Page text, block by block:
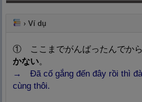
›Ví dụ
①ここまでがんばったんでから
かない。
→ Đã cố gắng đến đây rồi thì
cùng thôi.